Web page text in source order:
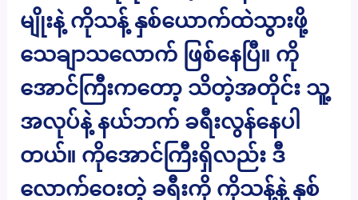
မျိုးနဲ့ ကိုသန့် နှစ်ယောက်ထဲသွားဖို့
သေချာသလောက် ဖြစ်နေပြီ။ ကို
အောင်ကြီးကတော့ သိတဲ့အတိုင်း သူ့
အလုပ်နဲ့ နယ်ဘက် ခရီးလွန်နေပါ
တယ်။ ကိုအောင်ကြီးရှိလည်း ဒီ
လောက်ဝေးတဲ့ ခရီးကို ကိုသန့်နဲ့ နှစ်